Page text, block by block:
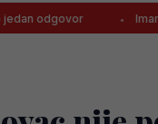
Imamo